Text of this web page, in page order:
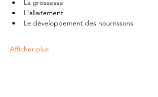
La grossesse
L'allaitement
Le développement des nourrissons
Afficher plus